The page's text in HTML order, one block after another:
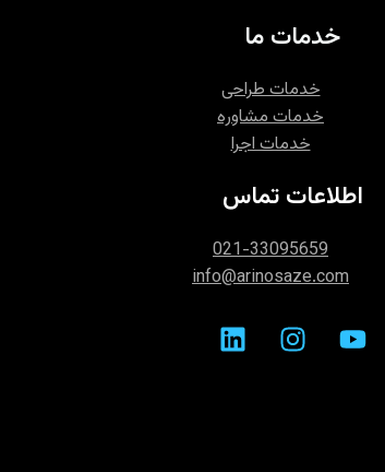
خدمات ما
خدمات طراحی
خدمات مشاوره‌
خدمات اجرا
اطلاعات تماس
021-33095659
info@arinosaze.com